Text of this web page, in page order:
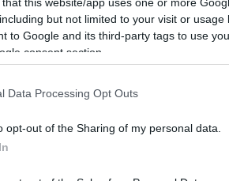
but not limited to your visit or
to Google and its third-party tags to use
consent section.
Data Processing Opt Outs
opt-out of the Sharing of my personal data.
Mikulás